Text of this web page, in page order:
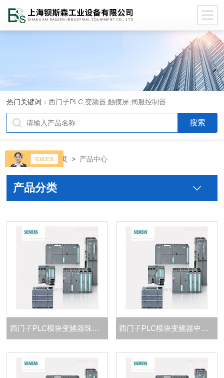
热门关键词：西门子PLC,变频器,触摸屏,伺服控制器
当前位置：首页 > 产品中心
产品分类
西门子PLC模块变频器珠海市总代理商 西门子PLC模块变频器中山市总代理商